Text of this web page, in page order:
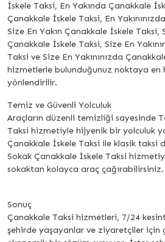
İskele Taksi, En Yakında Çanakkale
Çanakkale İskele Taksi, En
Size En Yakın Çanakkale İskele Taksi,
Çanakkale İskele Taksi, Size En
Taksi ve Size En Yakınınızda
hizmetlerle bulunduğunuz noktaya en
yönlendirilir.
Temiz ve Güvenli Yolculuk
Araçların düzenli temizliği sayesinde
Taksi hizmetiyle hijyenik bir yolculuk
Çanakkale İskele Taksi ile klasik taksi
Sokak Çanakkale İskele Taksi
sokaktan kolayca araç çağırabilirsiniz.
Sonuç
Çanakkale Taksi hizmetleri, 7/24
şehirde yaşayanlar ve ziyaretçiler için